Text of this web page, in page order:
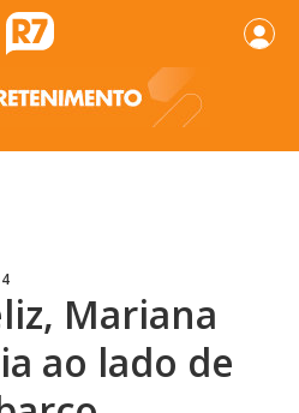
Mariana
ao lado de